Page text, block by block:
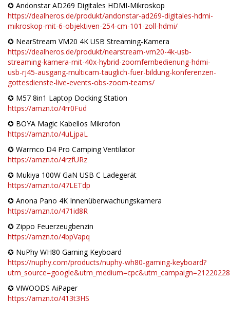
✪ Andonstar AD269 Digitales HDMI-Mikroskop
https://dealheros.de/produkt/andonstar-ad269-digitales-hdmi-
mikroskop-mit-6-objektiven-254-cm-101-zoll-hdmi/
✪ NearStream VM20 4K USB Streaming-Kamera
https://dealheros.de/produkt/nearstream-vm20-4k-usb-
streaming-kamera-mit-40x-hybrid-zoomfernbedienung-hdmi-
usb-rj45-ausgang-multicam-tauglich-fuer-bildung-konferenzen-
gottesdienste-live-events-obs-zoom-teams/
✪ M57 8in1 Laptop Docking Station
https://amzn.to/4rr0Fud
✪ BOYA Magic Kabellos Mikrofon
https://amzn.to/4uLjpaL
✪ Warmco D4 Pro Camping Ventilator
https://amzn.to/4rzfURz
✪ Mukiya 100W GaN USB C Ladegerät
https://amzn.to/47LETdp
✪ Anona Pano 4K Innenüberwachungskamera
https://amzn.to/471id8R
✪ Zippo Feuerzeugbenzin
https://amzn.to/4bpVapq
✪ NuPhy WH80 Gaming Keyboard
https://nuphy.com/products/nuphy-wh80-gaming-keyboard?
✪ VIWOODS AiPaper
https://amzn.to/413t3HS